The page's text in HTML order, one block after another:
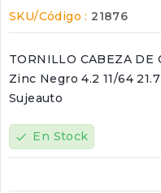
SKU/Código : 21876
TORNILLO CABEZA DE
Zinc Negro 4.2 11/64
Sujeauto
check En Stock